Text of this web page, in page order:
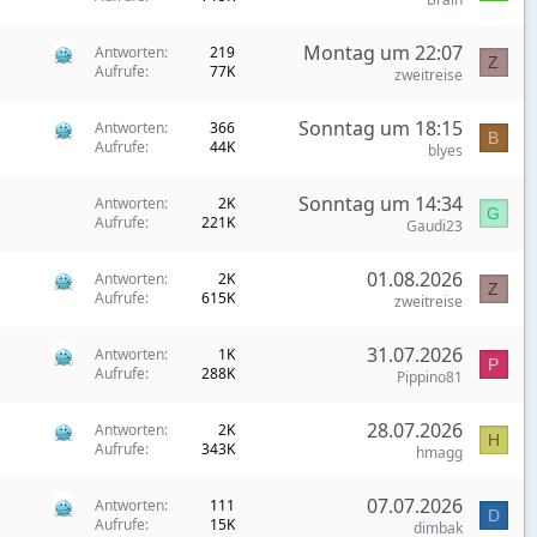
Antworten
219
Aufrufe
77K
Montag um 22:07
zweitreise
Z
Antworten
366
Aufrufe
44K
Sonntag um 18:15
blyes
B
Antworten
2K
Aufrufe
221K
Sonntag um 14:34
Gaudi23
G
Antworten
2K
Aufrufe
615K
01.08.2026
zweitreise
Z
Antworten
1K
Aufrufe
288K
31.07.2026
Pippino81
P
Antworten
2K
Aufrufe
343K
28.07.2026
hmagg
H
Antworten
111
Aufrufe
15K
07.07.2026
dimbak
D